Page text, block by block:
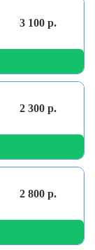
3 100 р.
2 300 р.
2 800 р.